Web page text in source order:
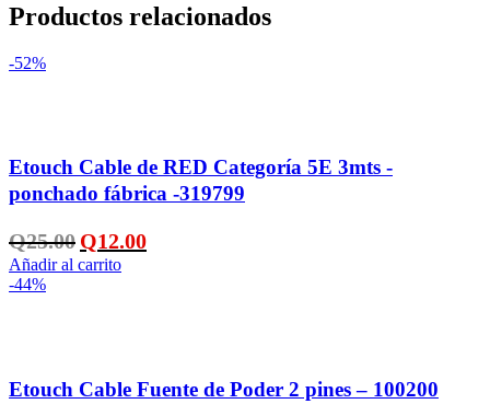
Productos relacionados
-52%
Etouch Cable de RED Categoría 5E 3mts -
ponchado fábrica -319799
Q25.00 El
precio
original
Q12.00El
precio
Añadir al carrito
-44%
Etouch Cable Fuente de Poder 2 pines – 100200